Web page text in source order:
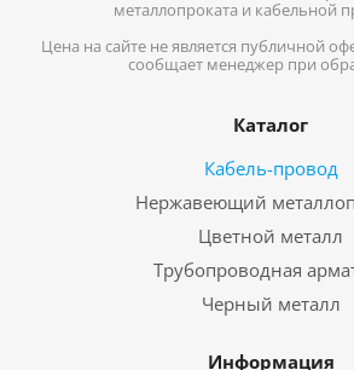
металлопроката и кабельной
Цена на сайте не является публичной
сообщает менеджер при
Каталог
Кабель-провод
Нержавеющий
Цветной металл
Трубопроводная
Черный металл
Информация